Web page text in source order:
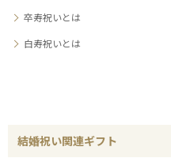
卒寿祝いとは
白寿祝いとは
結婚祝い関連ギフト